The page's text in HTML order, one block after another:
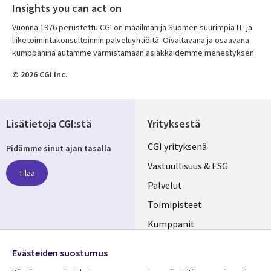
Insights you can act on
Vuonna 1976 perustettu CGI on maailman ja Suomen suurimpia IT- ja
liiketoimintakonsultoinnin palveluyhtiöitä. Oivaltavana ja osaavana
kumppanina autamme varmistamaan asiakkaidemme menestyksen.
© 2026 CGI Inc.
Yrityksestä
Useful
links
FINLAND
CGI yrityksenä
Vastuullisuus & ESG
Palvelut
Toimipisteet
Kumppanit
Lisätietoja CGI:stä
Pidämme sinut ajan tasalla
Tilaa
Evästeiden suostumus